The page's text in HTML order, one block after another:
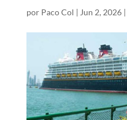
por Paco Col | Jun 2, 2026|